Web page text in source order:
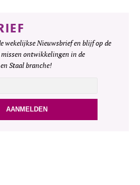
wekelijkse Nieuwsbrief en blijf op de
ontwikkelingen in de
Staal branche!